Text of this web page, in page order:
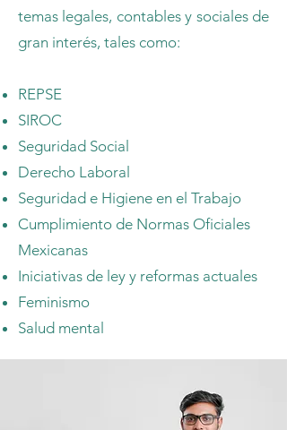
temas legales, contables y sociales de
gran interés, tales como:
REPSE
SIROC
Seguridad Social
Derecho Laboral
Seguridad e Higiene en el Trabajo
Cumplimiento de Normas Oficiales
Mexicanas
Iniciativas de ley y reformas actuales
Feminismo
Salud mental